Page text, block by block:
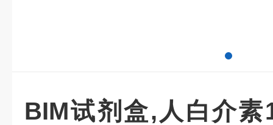
BIM试剂盒,人白介